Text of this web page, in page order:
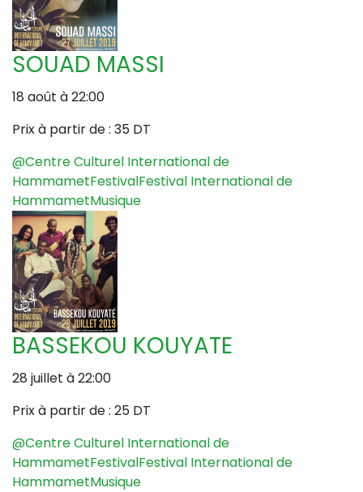
SOUAD MASSI
18 août à 22:00
Prix à partir de : 35 DT
@Centre Culturel International de
HammametFestivalFestival International de
HammametMusique
BASSEKOU KOUYATE
28 juillet à 22:00
Prix à partir de : 25 DT
@Centre Culturel International de
HammametFestivalFestival International de
HammametMusique